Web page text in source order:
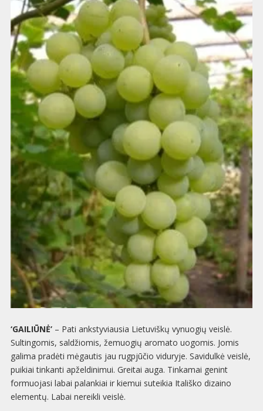
‘GAILIŪNĖ’– Pati ankstyviausia Lietuviškų vynuogių veislė.
Sultingomis, saldžiomis, žemuogių aromato uogomis. Jomis
galima pradėti mėgautis jau rugpjūčio viduryje. Savidulkė veislė,
puikiai tinkanti apželdinimui. Greitai auga. Tinkamai genint
formuojasi labai palankiai ir kiemui suteikia Itališko dizaino
elementų. Labai nereikli veislė.